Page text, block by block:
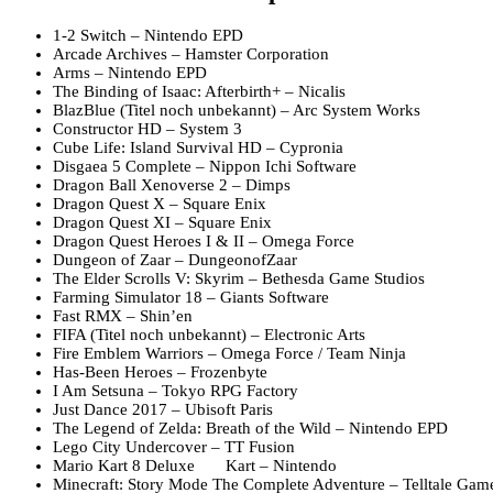
1-2 Switch – Nintendo EPD
Arcade Archives – Hamster Corporation
Arms – Nintendo EPD
The Binding of Isaac: Afterbirth+ – Nicalis
BlazBlue (Titel noch unbekannt) – Arc System Works
Constructor HD – System 3
Cube Life: Island Survival HD – Cypronia
Disgaea 5 Complete – Nippon Ichi Software
Dragon Ball Xenoverse 2 – Dimps
Dragon Quest X – Square Enix
Dragon Quest XI – Square Enix
Dragon Quest Heroes I & II – Omega Force
Dungeon of Zaar – DungeonofZaar
The Elder Scrolls V: Skyrim – Bethesda Game Studios
Farming Simulator 18 – Giants Software
Fast RMX – Shin’en
FIFA (Titel noch unbekannt) – Electronic Arts
Fire Emblem Warriors – Omega Force / Team Ninja
Has-Been Heroes – Frozenbyte
I Am Setsuna – Tokyo RPG Factory
Just Dance 2017 – Ubisoft Paris
The Legend of Zelda: Breath of the Wild – Nintendo EPD
Lego City Undercover – TT Fusion
Mario Kart 8 Deluxe Kart – Nintendo
Minecraft: Story Mode The Complete Adventure – Telltale